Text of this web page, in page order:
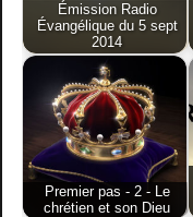
Émission Radio
Évangélique du 5 sept
2014
Premier pas - 2 - Le
chrétien et son Dieu